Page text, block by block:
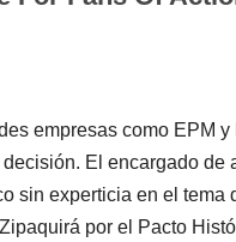
empresas como EPM
El encargado de
sin experticia en el tema
por el Pacto